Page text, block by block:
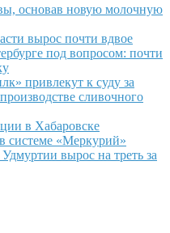
основав новую молочную
вырос почти вдвое
под вопросом: почти
привлекут к суду за
сливочного
в Хабаровске
системе «Меркурий»
вырос на треть за